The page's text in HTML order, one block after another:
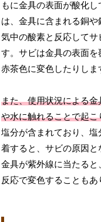
もに金具の表面が酸化
は、金具に含まれる銅
気中の酸素と反応して
す。サビは金具の表面を
赤茶色に変色したりしま
また、使用状況による
や水に触れることで起こ
塩分が含まれており、
着すると、サビの原因と
金具が紫外線に当たる
反応で変色することもあ